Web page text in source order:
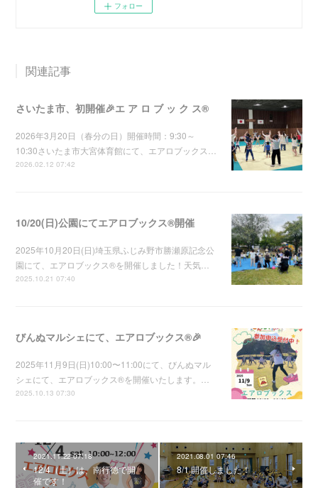
フォロー
関連記事
さいたま市、初開催🎉エ ア ロ ブ ッ ク ス®
2026年3月20日（春分の日）開催時間：9:30～
10:30さいたま市大宮体育館にて、エアロブックス…
2026.02.12 07:42
10/20(日)公園にてエアロブックス®︎開催
2025年10月20日(日)埼玉県ふじみ野市勝瀬原記念公
園にて、エアロブックス®︎を開催しました！天気…
2025.10.21 07:40
びんぬマルシェにて、エアロブックス®︎🎉
2025年11月9日(日)10:00〜11:00にて、びんぬマル
シェにて、エアロブックス®︎を開催いたします。…
2025.10.13 07:30
2021.11.22 07:18
12/4（土）は、南行徳で開
催です！
2021.08.01 07:46
8/1 開催しました！